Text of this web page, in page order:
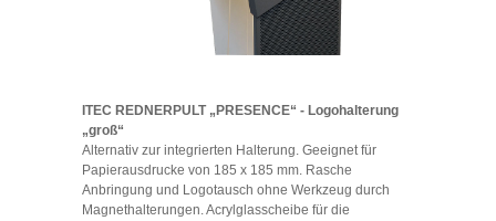
ITEC REDNERPULT „PRESENCE“ - Logohalterung
„groß“
Alternativ zur integrierten Halterung. Geeignet für
Papierausdrucke von 185 x 185 mm. Rasche
Anbringung und Logotausch ohne Werkzeug durch
Magnethalterungen. Acrylglasscheibe für die